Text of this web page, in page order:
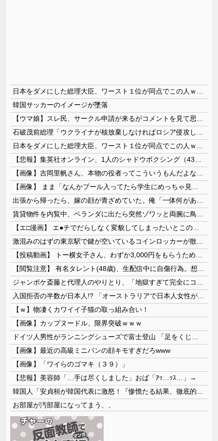
韓国サッカーのイメージが墜落
【ｗ】物凄くカワイイ子猫の取っ組み合い！
【画像】カップヌードル、限界突破ｗｗｗ
【画像】最近の高級ミニバンの顔キモすぎだろwww
【画像】「ワイらのゴマキ（３９）」
【悲報】美容師「…手は尽くしました」おば「ｱｯ…ｯｽ…」→
お部屋が汚部屋になってまう、、